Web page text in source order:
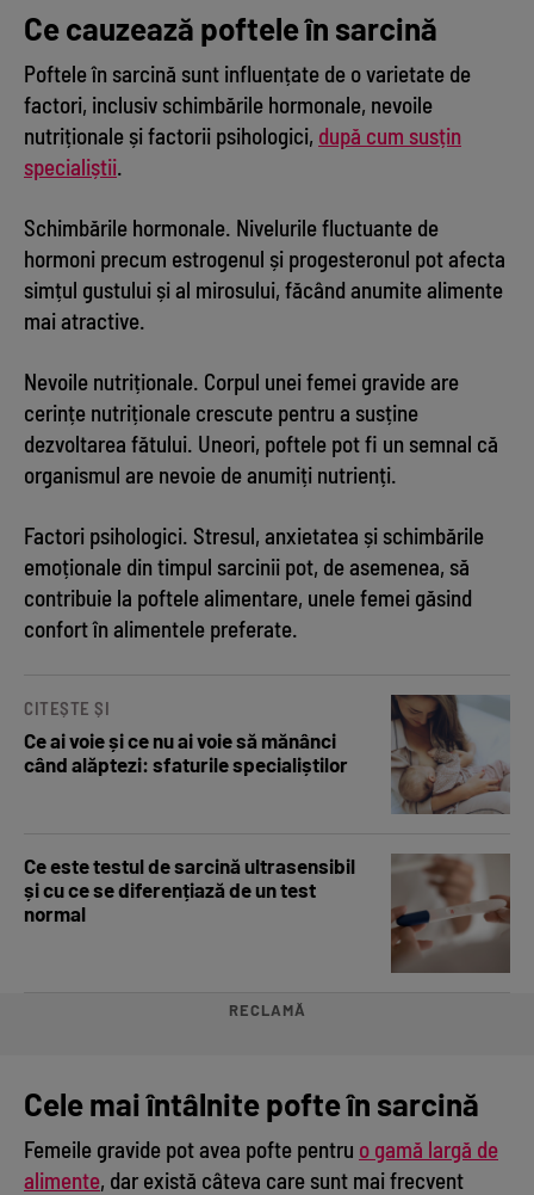
Ce cauzează poftele în sarcină
Poftele în sarcină sunt influențate de o varietate de
factori, inclusiv schimbările hormonale, nevoile
nutriționale și factorii psihologici, după cum susțin
specialiștii.
Schimbările hormonale. Nivelurile fluctuante de
hormoni precum estrogenul și progesteronul pot afecta
simțul gustului și al mirosului, făcând anumite alimente
mai atractive.
Nevoile nutriționale. Corpul unei femei gravide are
cerințe nutriționale crescute pentru a susține
dezvoltarea fătului. Uneori, poftele pot fi un semnal că
organismul are nevoie de anumiți nutrienți.
Factori psihologici. Stresul, anxietatea și schimbările
emoționale din timpul sarcinii pot, de asemenea, să
contribuie la poftele alimentare, unele femei găsind
confort în alimentele preferate.
CITEȘTE ȘI
Ce ai voie și ce nu ai voie să mănânci
când alăptezi: sfaturile specialiștilor
Ce este testul de sarcină ultrasensibil
și cu ce se diferențiază de un test
normal
RECLAMĂ
Cele mai întâlnite pofte în sarcină
Femeile gravide pot avea pofte pentru o gamă largă de
alimente, dar există câteva care sunt mai frecvent